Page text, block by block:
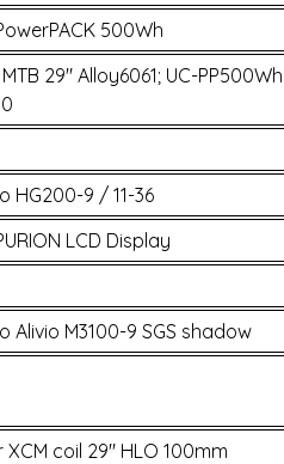
500Wh
29" Alloy6061; UC-
HG200-9 / 11-36
LCD Display
Alivio M3100-9 SGS shadow
XCM coil 29" HLO 100mm